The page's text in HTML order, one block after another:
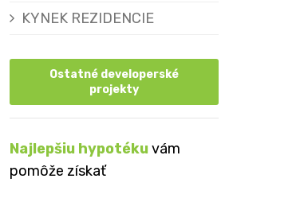
KYNEK REZIDENCIE
Ostatné developerské
projekty
Najlepšiu hypotékuvám
pomôže získať